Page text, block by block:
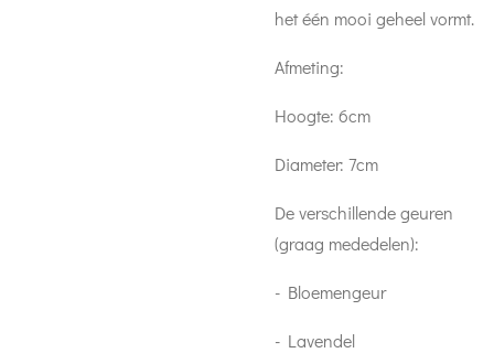
het één mooi geheel vormt.
Afmeting:
Hoogte: 6cm
Diameter: 7cm
De verschillende geuren
(graag mededelen):
- Bloemengeur
- Lavendel